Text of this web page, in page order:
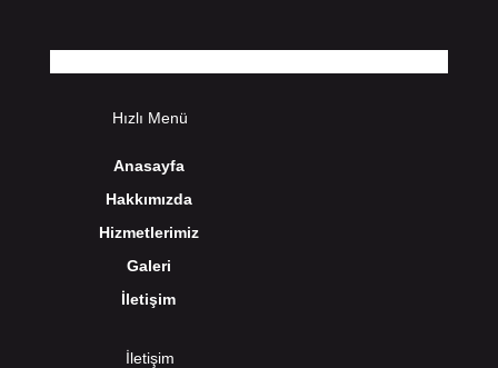
Hızlı Menü
Anasayfa
Hakkımızda
Hizmetlerimiz
Galeri
İletişim
İletişim